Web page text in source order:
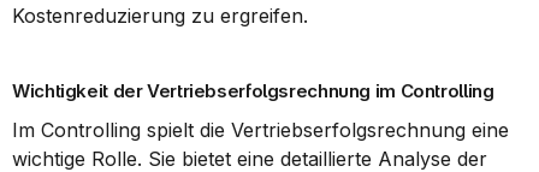
Kostenreduzierung zu ergreifen.
Wichtigkeit der Vertriebserfolgsrechnung im Controlling
Im Controlling spielt die Vertriebserfolgsrechnung eine
wichtige Rolle. Sie bietet eine detaillierte Analyse der